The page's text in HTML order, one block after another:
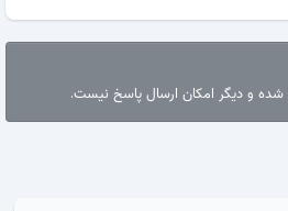
و دیگر امکان ارسال پاسخ نیست.